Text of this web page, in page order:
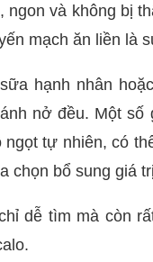
và không bị
mạch ăn liền là
hạnh nhân
nở đều. Một
tự nhiên, có
chọn bổ sung giá
dễ tìm mà còn